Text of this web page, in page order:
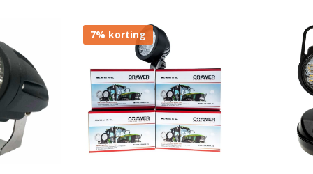
meer dan 2.500 positieve reviews via
7% korting